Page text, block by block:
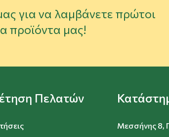
για να λαμβάνετε πρώτοι
προϊόντα μας!
Πελατών
Μεσσήνης 8,